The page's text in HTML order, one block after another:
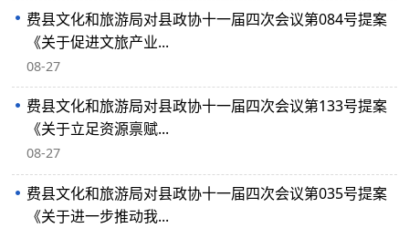
费县文化和旅游局对县政协十一届四次会议第084号提案
《关于促进文旅产业...
08-27
费县文化和旅游局对县政协十一届四次会议第133号提案
《关于立足资源禀赋...
08-27
费县文化和旅游局对县政协十一届四次会议第035号提案
《关于进一步推动我...